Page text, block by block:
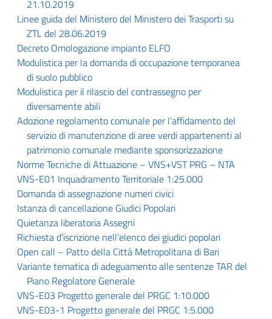
21.10.2019
Linee guida del Ministero del Ministero dei Trasporti su
ZTL del 28.06.2019
Decreto Omologazione impianto ELFO
Modulistica per la domanda di occupazione temporanea
di suolo pubblico
Modulistica per il rilascio del contrassegno per
diversamente abili
Adozione regolamento comunale per l’affidamento del
servizio di manutenzione di aree verdi appartenenti al
patrimonio comunale mediante sponsorizzazione
Norme Tecniche di Attuazione – VNS+VST PRG – NTA
VNS-E01 Inquadramento Territoriale 1:25.000
Domanda di assegnazione numeri civici
Istanza di cancellazione Giudici Popolari
Quietanza liberatoria Assegni
Richiesta d’iscrizione nell’elenco dei giudici popolari
Open call – Patto della Città Metropolitana di Bari
Variante tematica di adeguamento alle sentenze TAR del
Piano Regolatore Generale
VNS-E03 Progetto generale del PRGC 1:10.000
VNS-E03-1 Progetto generale del PRGC 1:5.000